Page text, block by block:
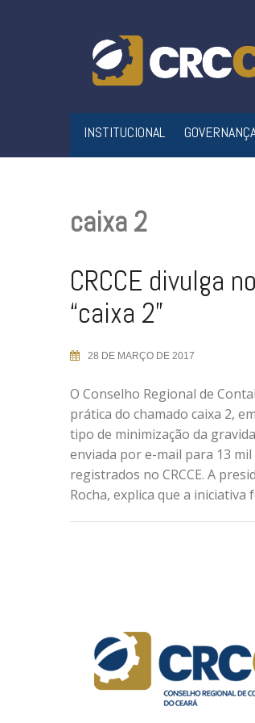
INSTITUCIONAL
caixa 2
CRCCE divulga
“caixa 2”
28 DE MARÇO DE 2017
O Conselho Regional de
prática do chamado caixa 2,
tipo de minimização da
enviada por e-mail para 13
registrados no CRCCE. A
Rocha, explica que a